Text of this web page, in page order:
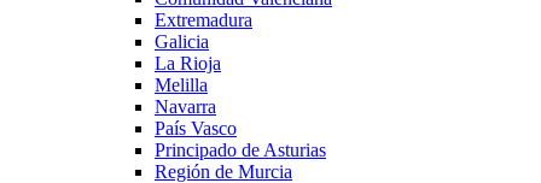
Extremadura
Galicia
La Rioja
Melilla
Navarra
País Vasco
Principado de Asturias
Región de Murcia